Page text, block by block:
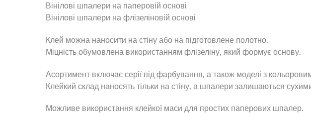
Вінілові шпалери на паперовій основі
Вінілові шпалери на флізеліновій основі
Клей можна наносити на стіну або на підготовлене полотно.
Міцність обумовлена використанням флізеліну, який формує основу.
Асортимент включає серії під фарбування, а також моделі з
Клейкий склад наносять тільки на стіну, а шпалери залишаються
Можливе використання клейкої маси для простих паперових шпалер.